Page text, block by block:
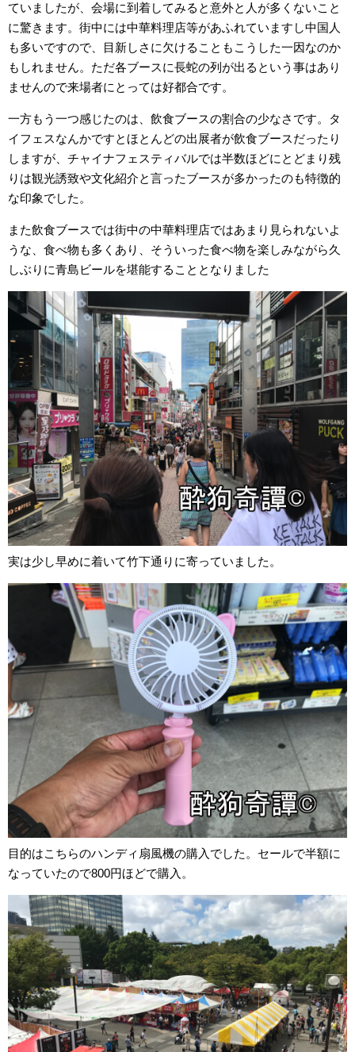
ていましたが、会場に到着してみると意外と人が多くないこと
に驚きます。街中には中華料理店等があふれていますし中国人
も多いですので、目新しさに欠けることもこうした一因なのか
もしれません。ただ各ブースに長蛇の列が出るという事はあり
ませんので来場者にとっては好都合です。
一方もう一つ感じたのは、飲食ブースの割合の少なさです。タ
イフェスなんかですとほとんどの出展者が飲食ブースだったり
しますが、チャイナフェスティバルでは半数ほどにとどまり残
りは観光誘致や文化紹介と言ったブースが多かったのも特徴的
な印象でした。
また飲食ブースでは街中の中華料理店ではあまり見られないよ
うな、食べ物も多くあり、そういった食べ物を楽しみながら久
しぶりに青島ビールを堪能することとなりました
実は少し早めに着いて竹下通りに寄っていました。
目的はこちらのハンディ扇風機の購入でした。セールで半額に
なっていたので800円ほどで購入。